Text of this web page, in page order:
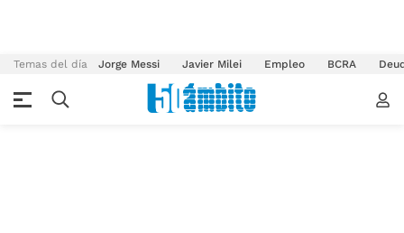
Temas del día Jorge Messi Javier Milei Empleo BCRA